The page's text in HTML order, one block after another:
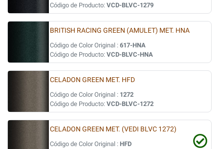
Código de Producto: VCD-BLVC-1279
BRITISH RACING GREEN (AMULET) MET. HNA
Código de Color Original : 617-HNA
Código de Producto: VCD-BLVC-HNA
CELADON GREEN MET. HFD
Código de Color Original : 1272
Código de Producto: VCD-BLVC-1272
CELADON GREEN MET. (VEDI BLVC 1272)
Código de Color Original : HFD